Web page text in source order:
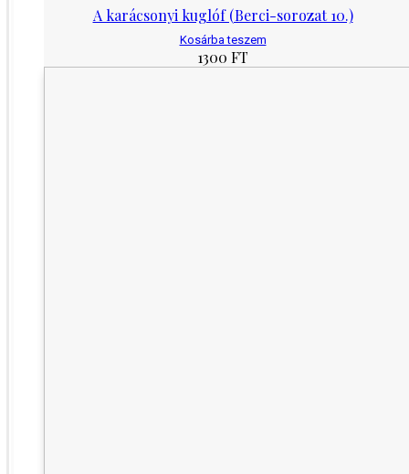
A karácsonyi kuglóf (Berci-sorozat 10.)
Kosárba teszem
1300 FT